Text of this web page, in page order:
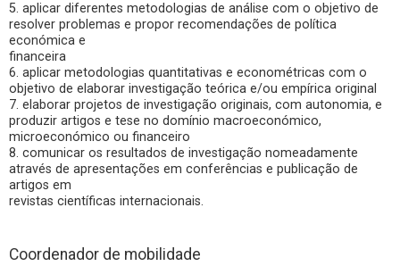
5. aplicar diferentes metodologias de análise com o objetivo de
resolver problemas e propor recomendações de política
económica e
financeira
6. aplicar metodologias quantitativas e econométricas com o
objetivo de elaborar investigação teórica e/ou empírica original
7. elaborar projetos de investigação originais, com autonomia, e
produzir artigos e tese no domínio macroeconómico,
microeconómico ou financeiro
8. comunicar os resultados de investigação nomeadamente
através de apresentações em conferências e publicação de
artigos em
revistas científicas internacionais.
Coordenador de mobilidade